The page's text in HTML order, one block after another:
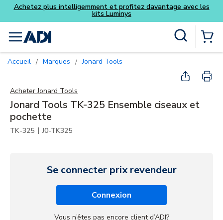
Skip to main content
Achetez plus intelligemment et profitez davantage avec les
kits Luminys
menu
Accueil / Marques / Jonard Tools
Acheter Jonard Tools
Jonard Tools TK-325 Ensemble ciseaux et
pochette
TK-325 | J0-TK325
Se connecter prix revendeur
Connexion
Vous n’êtes pas encore client d’ADI?